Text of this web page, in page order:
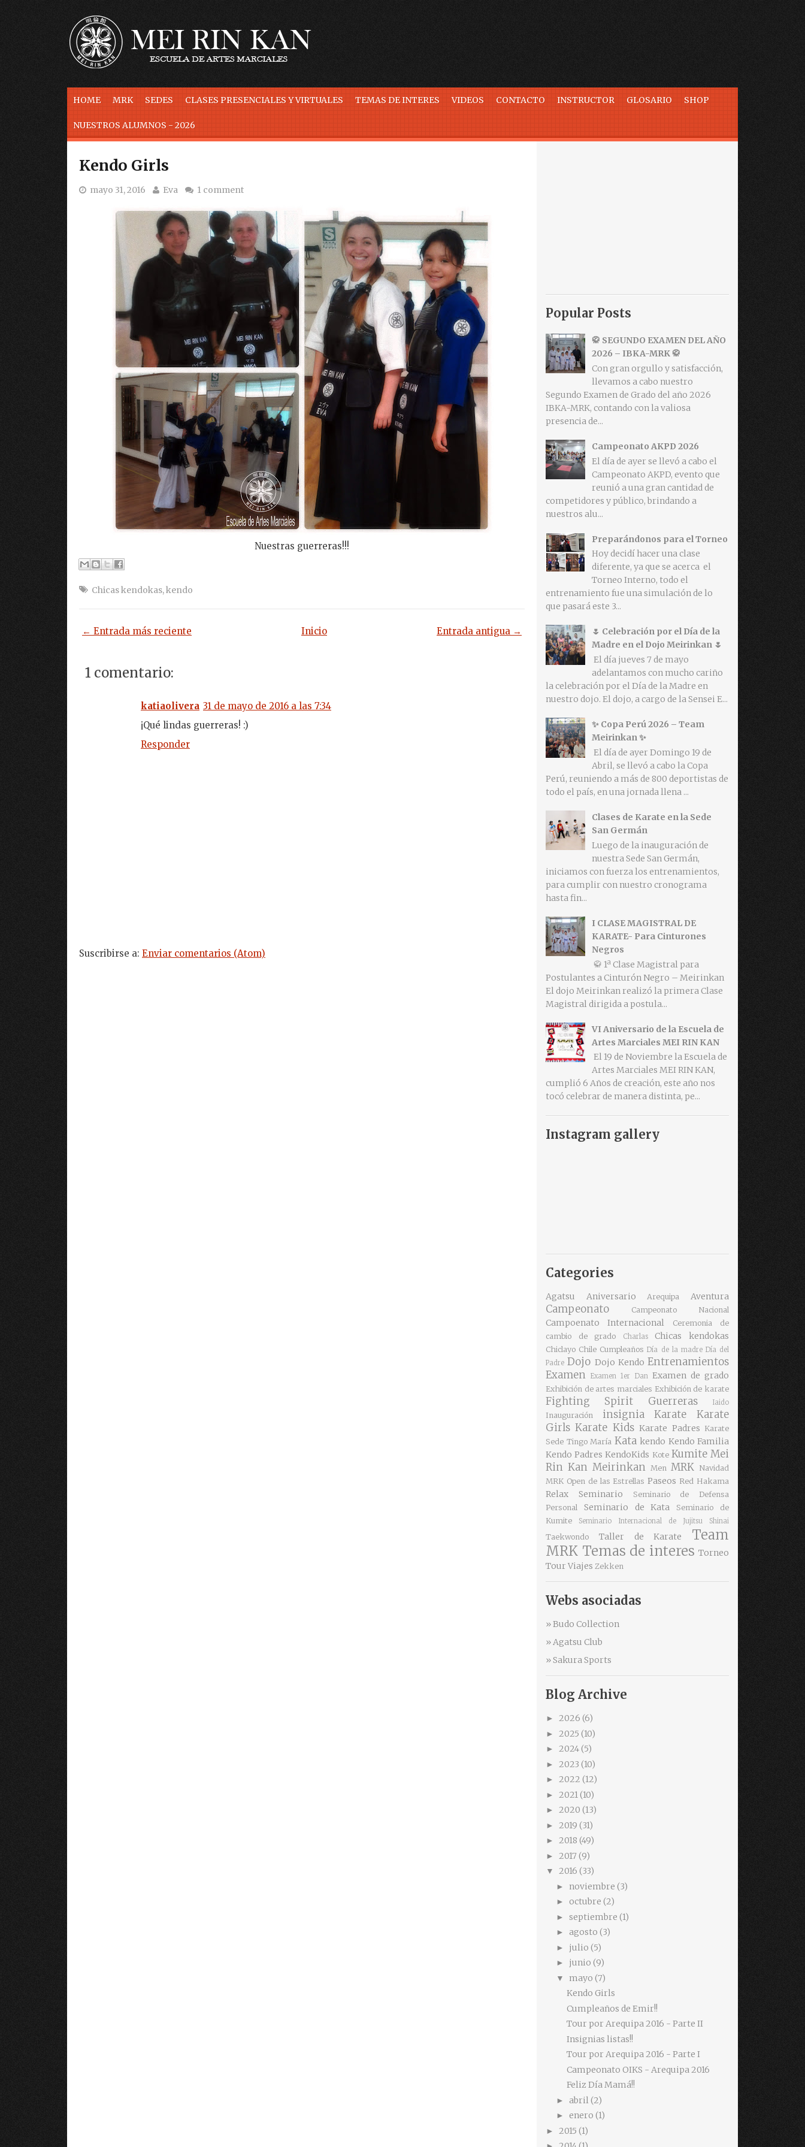
Skip to content
HOME MRK SEDES CLASES PRESENCIALES Y VIRTUALES TEMAS DE INTERES VIDEOS CONTACTO INSTRUCTOR GLOSARIO SHOP
NUESTROS ALUMNOS - 2026
Kendo Girls
mayo 31, 2016 Eva 1 comment
Nuestras guerreras!!!
Chicas kendokas,kendo
← Entrada más reciente Entrada antigua →
Inicio
1 comentario:
katiaolivera 31 de mayo de 2016 a las 7:34
¡Qué lindas guerreras! :)
Responder
Suscribirse a: Enviar comentarios (Atom)
Popular Posts
🥋 SEGUNDO EXAMEN DEL AÑO
2026 – IBKA-MRK 🥋
Con gran orgullo y satisfacción,
llevamos a cabo nuestro
Segundo Examen de Grado del año 2026
IBKA-MRK, contando con la valiosa
presencia de...
Campeonato AKPD 2026
El día de ayer se llevó a cabo el
Campeonato AKPD, evento que
reunió a una gran cantidad de
competidores y público, brindando a
nuestros alu...
Preparándonos para el Torneo
Hoy decidí hacer una clase
diferente, ya que se acerca el
Torneo Interno, todo el
entrenamiento fue una simulación de lo
que pasará este 3...
🌷 Celebración por el Día de la
Madre en el Dojo Meirinkan 🌷
El día jueves 7 de mayo
adelantamos con mucho cariño
la celebración por el Día de la Madre en
nuestro dojo. El dojo, a cargo de la Sensei E...
✨ Copa Perú 2026 – Team
Meirinkan ✨
El día de ayer Domingo 19 de
Abril, se llevó a cabo la Copa
Perú, reuniendo a más de 800 deportistas de
todo el país, en una jornada llena ...
Clases de Karate en la Sede
San Germán
Luego de la inauguración de
nuestra Sede San Germán,
iniciamos con fuerza los entrenamientos,
para cumplir con nuestro cronograma
hasta fin...
I CLASE MAGISTRAL DE
KARATE- Para Cinturones
Negros
🥋 1ª Clase Magistral para
Postulantes a Cinturón Negro – Meirinkan
El dojo Meirinkan realizó la primera Clase
Magistral dirigida a postula...
VI Aniversario de la Escuela de
Artes Marciales MEI RIN KAN
El 19 de Noviembre la Escuela de
Artes Marciales MEI RIN KAN,
cumplió 6 Años de creación, este año nos
tocó celebrar de manera distinta, pe...
Instagram gallery
Categories
Agatsu Aniversario Arequipa Aventura
Campeonato Campeonato Nacional
Campoenato Internacional
Ceremonia de
cambio de grado
Charlas Chicas kendokas
Chiclayo Chile Cumpleaños Día de la madre Día del
Padre Dojo Dojo Kendo Entrenamientos
Examen
Examen 1er Dan Examen de grado
Exhibición de artes marciales Exhibición de karate
Fighting Spirit Guerreras Iaido
Inauguración insignia Karate
Karate
Girls Karate Kids Karate Padres Karate
Sede Tingo María Kata kendo Kendo Familia
Kendo Padres KendoKids Kote Kumite Mei
Rin Kan Meirinkan Men MRK Navidad
MRK Open de las Estrellas Paseos Red Hakama
Relax Seminario
Seminario de Defensa
Personal
Seminario de Kata
Seminario de
Kumite
Seminario Internacional de Jujitsu Shinai
Taekwondo Taller de Karate
Team
MRK Temas de interes Torneo
Tour Viajes Zekken
Webs asociadas
» Budo Collection
» Agatsu Club
» Sakura Sports
Blog Archive
► 2026 (6)
► 2025 (10)
► 2024(5)
► 2023 (10)
► 2022 (12)
► 2021(10)
► 2020 (13)
► 2019 (31)
► 2018 (49)
► 2017 (9)
▼ 2016 (33)
► noviembre (3)
► octubre (2)
► septiembre (1)
► agosto (3)
► julio (5)
► junio (9)
▼ mayo (7)
Kendo Girls
Cumpleaños de Emir!!
Tour por Arequipa 2016 - Parte II
Insignias listas!!
Tour por Arequipa 2016 - Parte I
Campeonato OIKS - Arequipa 2016
Feliz Día Mamá!!
► abril(2)
► enero (1)
► 2015 (1)